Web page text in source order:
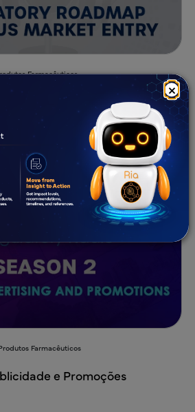
×
Farmacêuticos
Regulamentar para a
US
Farmacêuticos
e Promoções